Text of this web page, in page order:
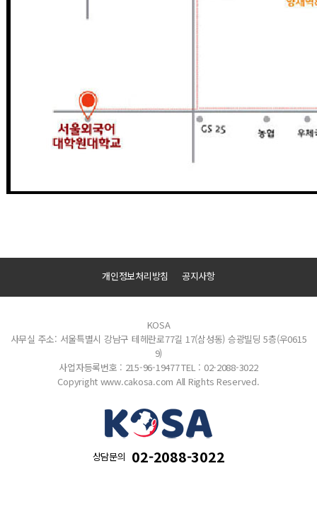
개인정보처리방침 공지사항
KOSA
사무실 주소: 서울특별시 강남구 테헤란로77길 17(삼성동) 승광빌딩 5층(우0615
9)
사업자등록번호 : 215-96-19477TEL : 02-2088-3022
Copyright www.cakosa.com All Rights Reserved.
상담문의 02-2088-3022